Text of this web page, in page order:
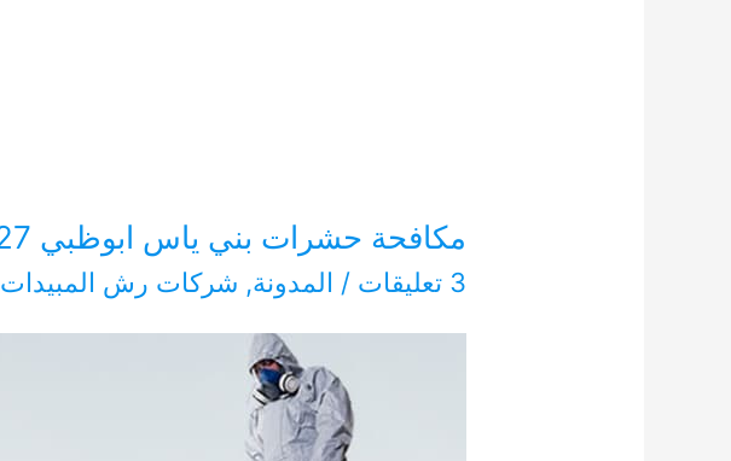
مكافحة حشرات بني ياس ابوظبي 0554948127
3 تعليقات / المدونة, شركات رش المبيدات